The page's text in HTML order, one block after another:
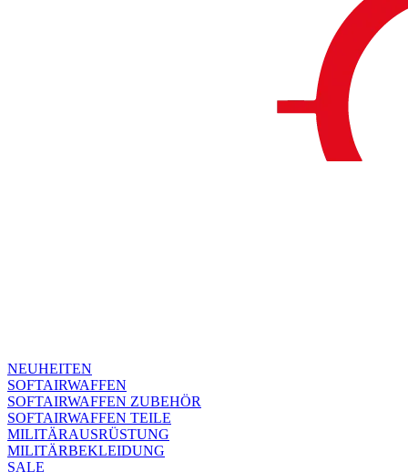
NEUHEITEN
SOFTAIRWAFFEN
SOFTAIRWAFFEN ZUBEHÖR
SOFTAIRWAFFEN TEILE
MILITÄRAUSRÜSTUNG
MILITÄRBEKLEIDUNG
SALE